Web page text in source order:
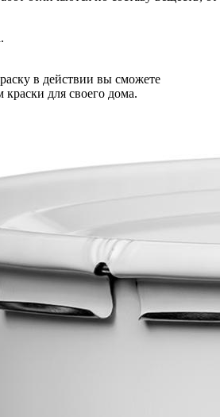
в действии вы сможете
для своего дома.